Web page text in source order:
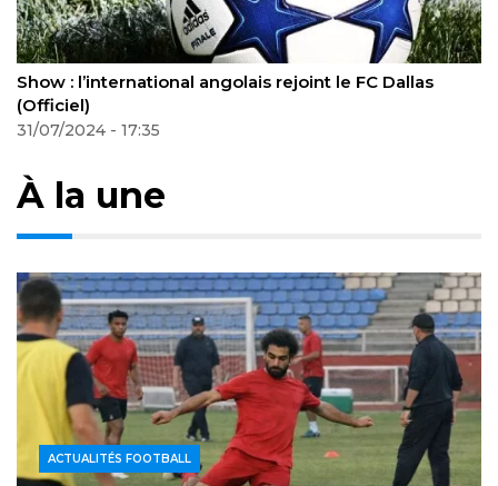
Odilon Kossounou : Le défenseur ivoirien se
27/08/2024 - 10:20
À la une
ACTUALITÉS FOOTBALL